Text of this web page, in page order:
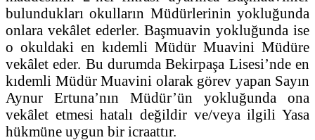
bulundukları okulların Müdürlerinin yokluğunda
onlara vekâlet ederler. Başmuavin yokluğunda ise
o okuldaki en kıdemli Müdür Muavini Müdüre
vekâlet eder. Bu durumda Bekirpaşa Lisesi’nde en
kıdemli Müdür Muavini olarak görev yapan Sayın
Aynur Ertuna’nın Müdür’ün yokluğunda ona
vekâlet etmesi hatalı değildir ve/veya ilgili Yasa
hükmüne uygun bir icraattır.